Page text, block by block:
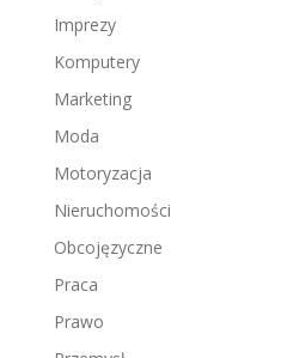
Imprezy
Komputery
Marketing
Moda
Motoryzacja
Nieruchomości
Obcojęzyczne
Praca
Prawo